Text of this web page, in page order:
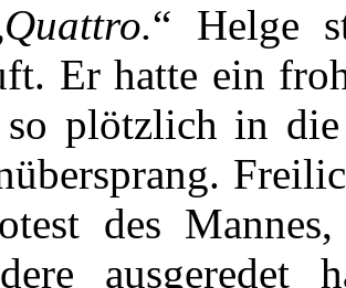
Quattro.“ Helge
Er hatte ein
plötzlich in die
des